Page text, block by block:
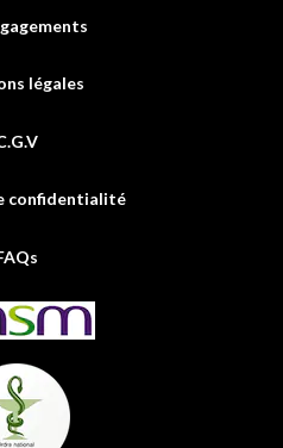
légales
confidentialité